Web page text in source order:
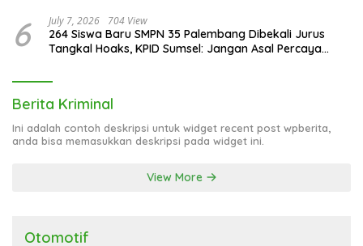
6 July 7, 2026 704 View
264 Siswa Baru SMPN 35 Palembang Dibekali Jurus
Tangkal Hoaks, KPID Sumsel: Jangan Asal Percaya
Berita Kriminal
Ini adalah contoh deskripsi untuk widget recent post wpberita,
anda bisa memasukkan deskripsi pada widget ini.
View More
Otomotif